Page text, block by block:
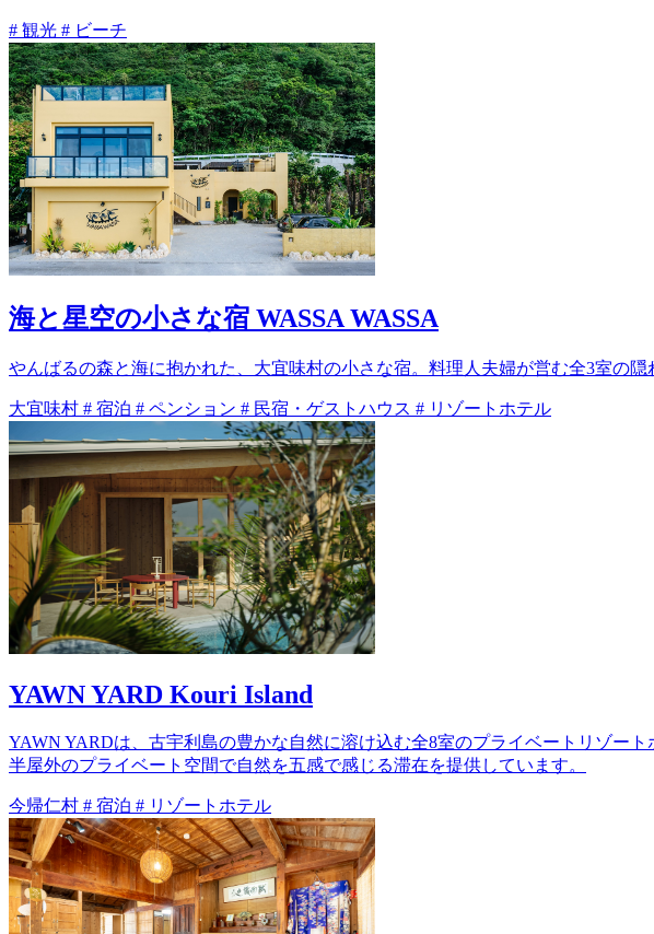
# 観光 # ビーチ
海と星空の小さな宿 WASSA WASSA
やんばるの森と海に抱かれた、大宜味村の小さな宿。料理人夫婦が営む全3室の
大宜味村 # 宿泊 # ペンション # 民宿・ゲストハウス # リゾートホテル
YAWN YARD Kouri Island
YAWN YARDは、古宇利島の豊かな自然に溶け込む全8室のプライベートリゾー
半屋外のプライベート空間で自然を五感で感じる滞在を提供しています。
今帰仁村 # 宿泊 # リゾートホテル